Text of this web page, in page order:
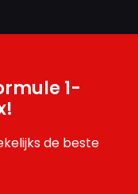
1-
de beste